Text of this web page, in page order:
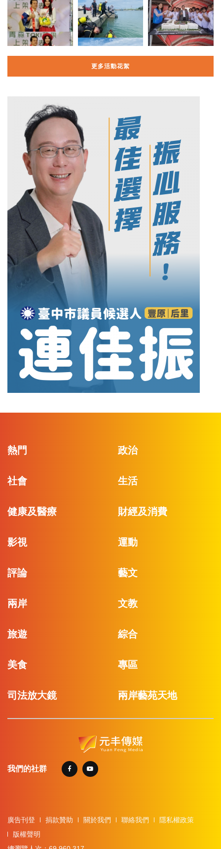
更多活動花絮
熱門 政治
社會 生活
健康及醫療 財經及消費
影視 運動
評論 藝文
兩岸 文教
旅遊 綜合
美食 專區
司法放大鏡 兩岸藝苑天地
我們的社群
廣告刊登 捐款贊助 關於我們 聯絡我們
隱私權政策
版權聲明